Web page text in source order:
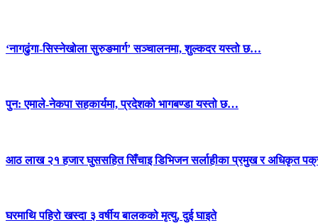
‘नागढुंगा-सिस्नेखोला सुरुङमार्ग’ सञ्चालनमा, शुल्कदर यस्तो छ…
पुन: एमाले-नेकपा सहकार्यमा, प्रदेशको भागबण्डा यस्तो छ…
आठ लाख २१ हजार घुससहित सिँचाइ डिभिजन सर्लाहीका प्रमुख र अधिकृत
घरमाथि पहिरो खस्दा ३ वर्षीय बालकको मृत्यु, दुई घाइते